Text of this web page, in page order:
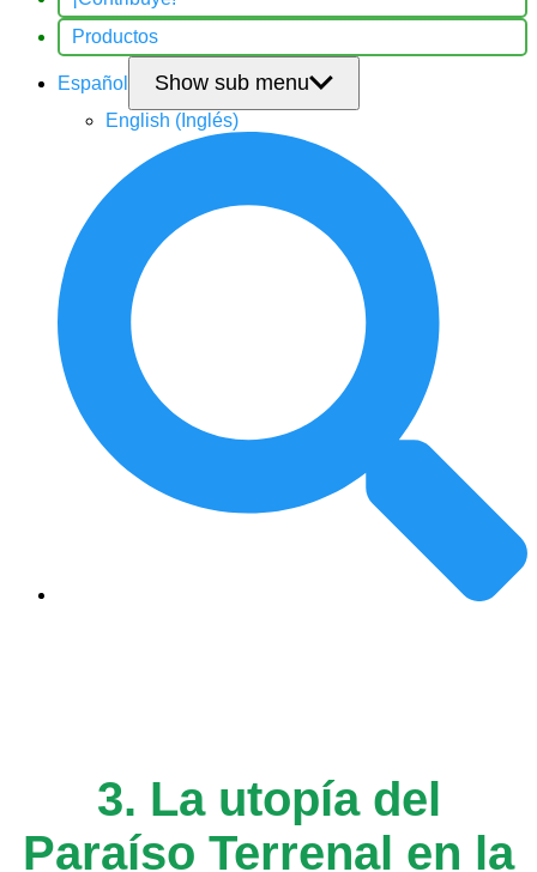
Productos
Español Show sub menu
English ( Inglés)
3. La utopía del
Paraíso Terrenal en la